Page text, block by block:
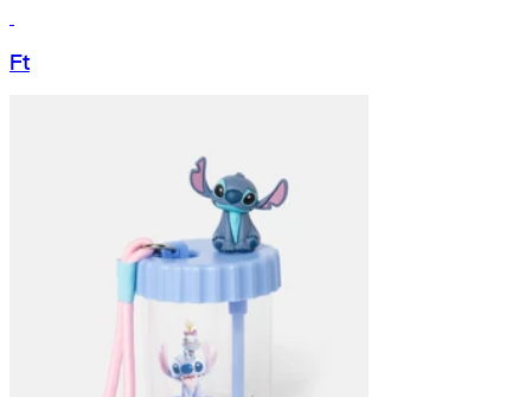
Ft